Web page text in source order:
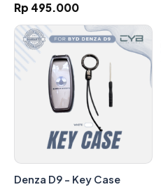
Rp 495.000
Denza D9 - Key Case